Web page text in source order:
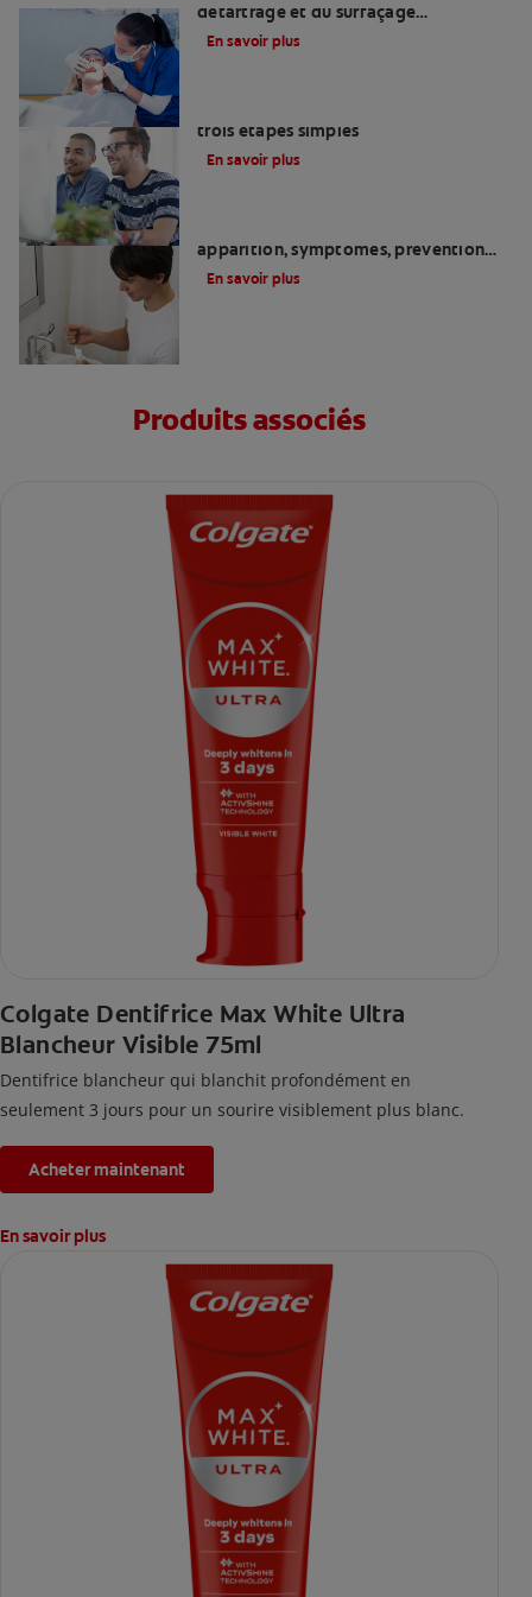
détartrage et du surfaçage
radiculaire?
En savoir plus
trois étapes simples
En savoir plus
apparition, symptômes, prévention…
En savoir plus
Produits associés
Colgate Dentifrice Max White Ultra
Blancheur Visible 75ml
Dentifrice blancheur qui blanchit profondément en
seulement 3 jours pour un sourire visiblement plus blanc.
Acheter maintenant
En savoir plus